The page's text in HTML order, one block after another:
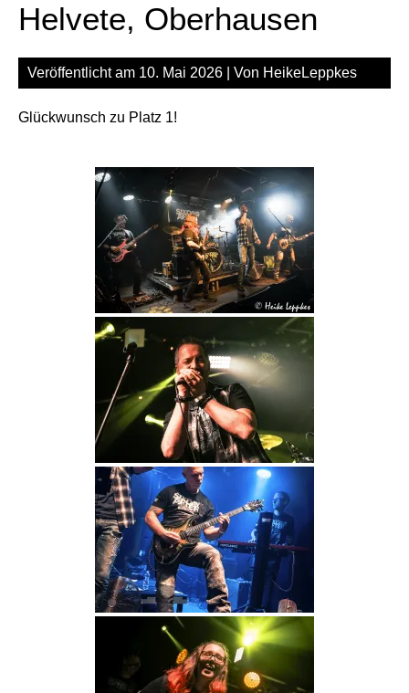
Helvete, Oberhausen
Veröffentlicht am 10. Mai 2026 | Von HeikeLeppkes
Glückwunsch zu Platz 1!